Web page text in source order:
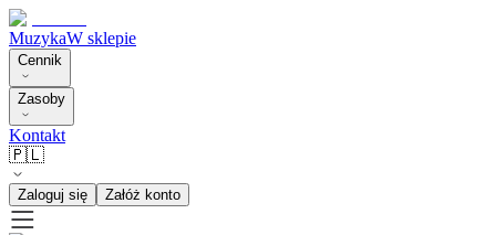
MuzykaW sklepie
Cennik
Zasoby
Kontakt
🇵🇱
Zaloguj się Załóż konto